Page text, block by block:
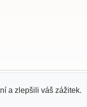
© 2022 - 2026 Tella
a zlepšili váš zážitek.